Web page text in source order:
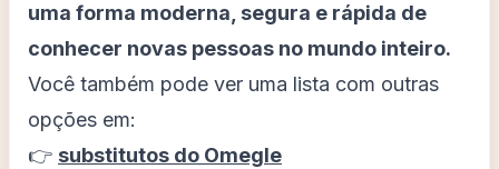
uma forma moderna, segura e rápida de
conhecer novas pessoas no mundo inteiro.
Você também pode ver uma lista com outras
opções em:
👉 substitutos do Omegle